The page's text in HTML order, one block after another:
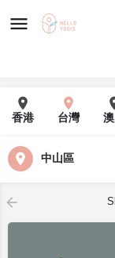
香港 台灣
中山區